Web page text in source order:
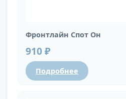
Фронтлайн Спот Он
910 ₽
Подробнее